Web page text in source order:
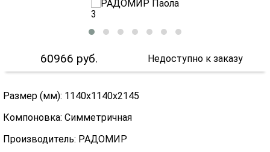
60966 руб. Недоступно к заказу
Размер (мм): 1140х1140х2145
Компоновка: Симметричная
Производитель: РАДОМИР